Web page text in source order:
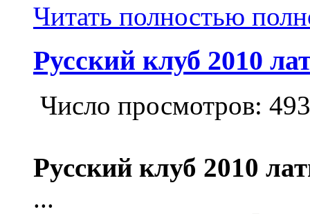
Читать полностью
Русский клуб 2010
Число просмотров:
Русский клуб 2010
...